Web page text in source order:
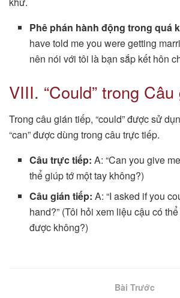
Phê phán hành động trong quá
have told me you were getting
nên nói với tôi là bạn sắp kết hôn
VIII. “Could” trong
Trong câu gián tiếp, “could” được sử
“can” được dùng trong câu trực tiếp.
Câu trực tiếp: A: “Can you give
thể giúp tớ một tay không?)
Câu gián tiếp: A: “I asked if you
hand?” (Tôi hỏi xem liệu cậu có
được không?)
Bài Trước